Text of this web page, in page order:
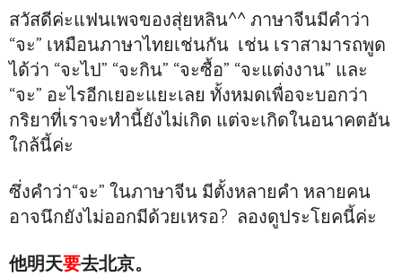
สวัสดีค่ะแฟนเพจของสุ่ยหลิน^^ ภาษาจีนมีคำว่า
“จะ” เหมือนภาษาไทยเช่นกัน เช่น เราสามารถพูด
ได้ว่า “จะไป” “จะกิน” “จะซื้อ” “จะแต่งงาน” และ
“จะ” อะไรอีกเยอะแยะเลย ทั้งหมดเพื่อจะบอกว่า
กริยาที่เราจะทำนี้ยังไม่เกิด แต่จะเกิดในอนาคตอัน
ใกล้นี้ค่ะ
ซึ่งคำว่า“จะ” ในภาษาจีน มีตั้งหลายคำ หลายคน
อาจนึกยังไม่ออกมีด้วยเหรอ? ลองดูประโยคนี้ค่ะ
他明天要去北京。